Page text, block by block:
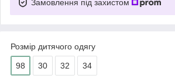
Замовлення під захистом
Розмір дитячого одягу
98 30 32 34